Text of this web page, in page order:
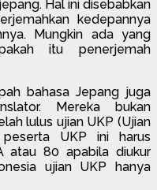
Hal ini disebabkan
kedepannya
Mungkin ada yang
itu penerjemah
bahasa Jepang juga
Mereka bukan
lulus ujian UKP (Ujian
peserta UKP ini harus
atau 80 apabila diukur
ujian UKP hanya